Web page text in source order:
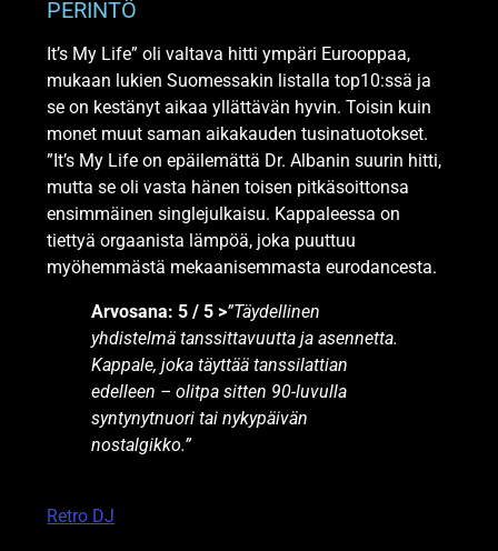
PERINTÖ
It’s My Life” oli valtava hitti ympäri Eurooppaa,
mukaan lukien Suomessakin listalla top10:ssä ja
se on kestänyt aikaa yllättävän hyvin. Toisin kuin
monet muut saman aikakauden tusinatuotokset.
”It’s My Life on epäilemättä Dr. Albanin suurin hitti,
mutta se oli vasta hänen toisen pitkäsoittonsa
ensimmäinen singlejulkaisu. Kappaleessa on
tiettyä orgaanista lämpöä, joka puuttuu
myöhemmästä mekaanisemmasta eurodancesta.
Arvosana: 5 / 5 >”Täydellinen
yhdistelmä tanssittavuutta ja asennetta.
Kappale, joka täyttää tanssilattian
edelleen – olitpa sitten 90-luvulla
syntynytnuori tai nykypäivän
nostalgikko.”
Retro DJ